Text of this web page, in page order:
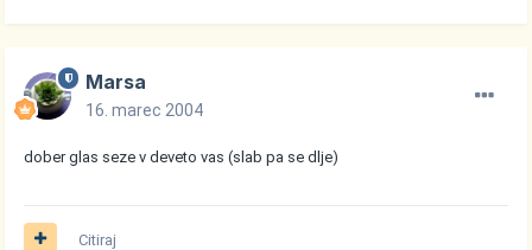
Marsa
16. marec 2004
dober glas seze v deveto vas (slab pa se dlje)
Citiraj